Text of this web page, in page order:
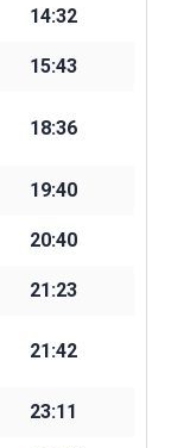
14:32
15:43
18:36
19:40
20:40
21:23
21:42
23:11